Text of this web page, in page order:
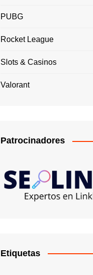
PUBG
Rocket League
Slots & Casinos
Valorant
Patrocinadores
Etiquetas